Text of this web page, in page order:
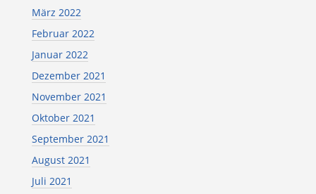
März 2022
Februar 2022
Januar 2022
Dezember 2021
November 2021
Oktober 2021
September 2021
August 2021
Juli 2021